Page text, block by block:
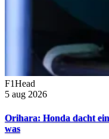
F1Head
5 aug 2026
Orihara: Honda dacht
was